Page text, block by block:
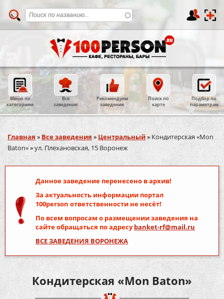
Меню по
категориям
Все
заведения
Рекомендуем
заведения
Поиск по
карте
Подбор по
параметрам
Вы здесь
Главная » Все заведения » Центральный» Кондитерская «Mon
Baton»»ул. Плехановская, 15 Воронеж
Данное заведение перенесено в архив!
За актуальность информации портал
100person ответственности не несёт!
По всем вопросам о размещении заведения на
сайте обращаться по адресуbanket-rf@mail.ru
ВСЕ ЗАВЕДЕНИЯ ВОРОНЕЖА
Кондитерская «Mon Baton»